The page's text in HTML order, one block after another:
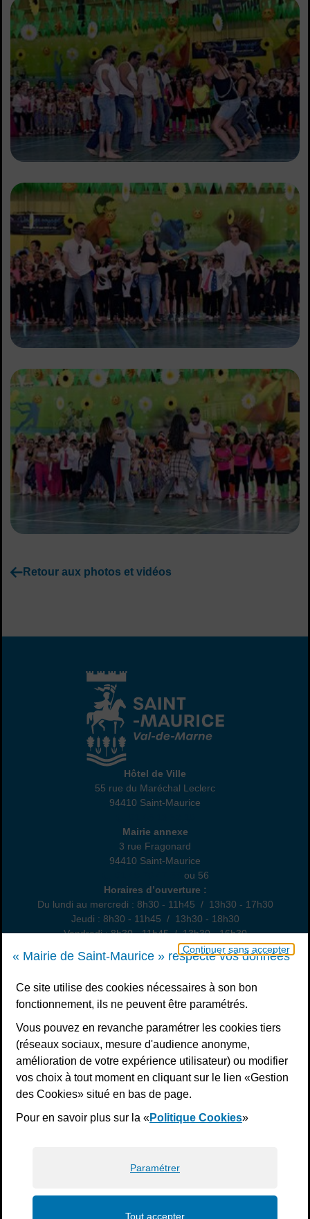
Continuer sans accepter
« Mairie de Saint-Maurice » respecte vos données
Ce site utilise des cookies nécessaires à son bon
fonctionnement, ils ne peuvent être paramétrés.
Vous pouvez en revanche paramétrer les cookies tiers
(réseaux sociaux, mesure d'audience anonyme,
amélioration de votre expérience utilisateur) ou modifier
vos choix à tout moment en cliquant sur le lien «Gestion
des Cookies» situé en bas de page.
Pour en savoir plus sur la «Politique Cookies»
Paramétrer
Tout accepter
Retour aux photos et vidéos
Hôtel de Ville
Hôtel de Ville
55 rue du Maréchal Leclerc
94410 Saint-Maurice
Annexe
Mairie annexe
3 rue Fragonard
94410 Saint-Maurice
ou 56
Horaires d’ouverture :
Du lundi au mercredi : 8h30 - 11h45 / 13h30 - 17h30
Jeudi : 8h30 - 11h45 / 13h30 - 18h30
Vendredi : 8h30 - 11h45 / 13h30 - 16h30
Un samedi par mois : permanence état civil, sur rendez-vous
S’inscrire à la newsletter
Télécharger l’application
Nous suivre
Facebook
Instagram
Youtube
LinkedIn
Calaméo